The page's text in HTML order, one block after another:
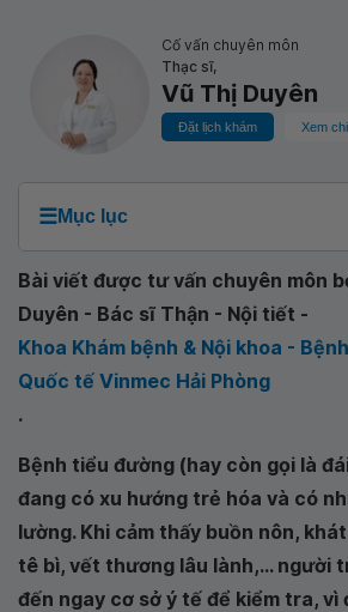
Cố vấn chuyên môn
Thạc sĩ,
Vũ Thị Duyên
Đặt lịch khám Xem
☰Mục lục
Bài viết được tư vấn chuyên môn
Duyên - Bác sĩ Thận - Nội tiết -
Khoa Khám bệnh & Nội khoa -
Quốc tế Vinmec Hải Phòng
.
Bệnh tiểu đường (hay còn gọi là
đang có xu hướng trẻ hóa và có
lường. Khi cảm thấy buồn nôn,
tê bì, vết thương lâu lành,... người
đến ngay cơ sở ý tế để kiểm tra, vì